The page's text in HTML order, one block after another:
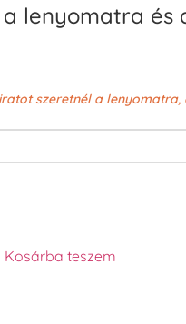
lenyomatra és
szeretnél a
Kosárba teszem